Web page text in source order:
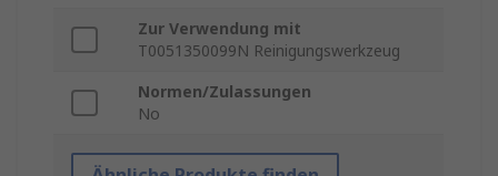
Zur Verwendung mit
T0051350099N Reinigungswerkzeug
Normen/Zulassungen
No